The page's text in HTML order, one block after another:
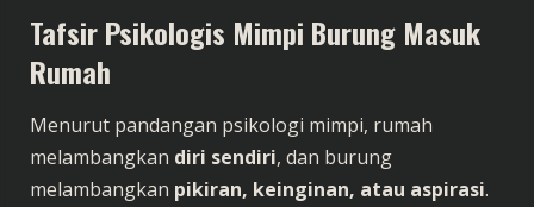
Tafsir Psikologis Mimpi Burung Masuk
Rumah
Menurut pandangan psikologi mimpi, rumah
melambangkan diri sendiri, dan burung
melambangkan pikiran, keinginan, atau aspirasi.